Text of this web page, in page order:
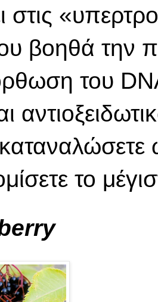
στις
βοηθά την
του
το